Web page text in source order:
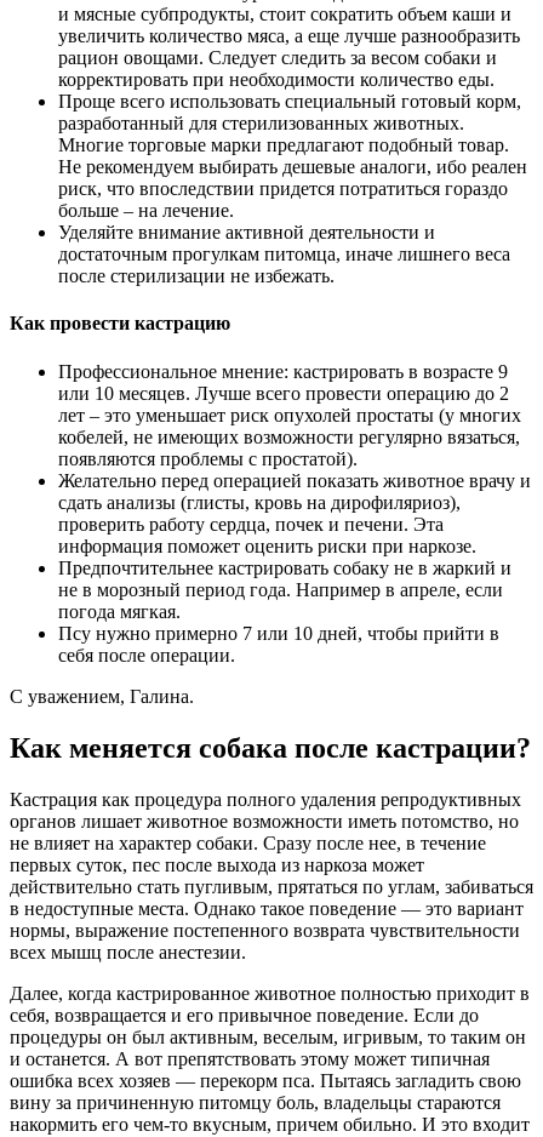
и мясные субпродукты, стоит сократить объем каши и
увеличить количество мяса, а еще лучше разнообразить
рацион овощами. Следует следить за весом собаки и
корректировать при необходимости количество еды.
Проще всего использовать специальный готовый корм,
разработанный для стерилизованных животных.
Многие торговые марки предлагают подобный товар.
Не рекомендуем выбирать дешевые аналоги, ибо реален
риск, что впоследствии придется потратиться гораздо
больше – на лечение.
Уделяйте внимание активной деятельности и
достаточным прогулкам питомца, иначе лишнего веса
после стерилизации не избежать.
Как провести кастрацию
Профессиональное мнение: кастрировать в возрасте 9
или 10 месяцев. Лучше всего провести операцию до 2
лет – это уменьшает риск опухолей простаты (у многих
кобелей, не имеющих возможности регулярно вязаться,
появляются проблемы с простатой).
Желательно перед операцией показать животное врачу и
сдать анализы (глисты, кровь на дирофиляриоз),
проверить работу сердца, почек и печени. Эта
информация поможет оценить риски при наркозе.
Предпочтительнее кастрировать собаку не в жаркий и
не в морозный период года. Например в апреле, если
погода мягкая.
Псу нужно примерно 7 или 10 дней, чтобы прийти в
себя после операции.
С уважением, Галина.
Как меняется собака после кастрации?
Кастрация как процедура полного удаления репродуктивных
органов лишает животное возможности иметь потомство, но
не влияет на характер собаки. Сразу после нее, в течение
первых суток, пес после выхода из наркоза может
действительно стать пугливым, прятаться по углам, забиваться
в недоступные места. Однако такое поведение — это вариант
нормы, выражение постепенного возврата чувствительности
всех мышц после анестезии.
Далее, когда кастрированное животное полностью приходит в
себя, возвращается и его привычное поведение. Если до
процедуры он был активным, веселым, игривым, то таким он
и останется. А вот препятствовать этому может типичная
ошибка всех хозяев — перекорм пса. Пытаясь загладить свою
вину за причиненную питомцу боль, владельцы стараются
накормить его чем-то вкусным, причем обильно. И это входит